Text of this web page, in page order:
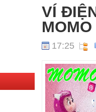
VÍ
17:25